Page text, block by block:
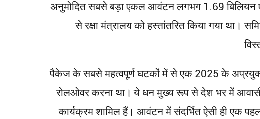
अनुमोदित सबसे बड़ा एकल आवंटन लगभग 1.69 बिलियन
से रक्षा मंत्रालय को हस्तांतरित किया गया था।
पैकेज के सबसे महत्वपूर्ण घटकों में से एक 2025 के
रोलओवर करना था। ये धन मुख्य रूप से देश भर में
कार्यक्रम शामिल हैं। आवंटन में संदर्भित ऐसी ही एक